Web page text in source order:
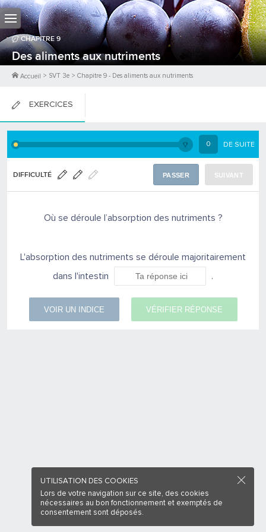
CHAPITRE9
Des aliments aux nutriments
Accueil > SVT 3e > Chapitre 9 - Des aliments aux nutriments
EXERCICES
FICHES DE COURS 0 DE SUITE
DIFFICULTÉ PASSER SUIVANT
Où se déroule l’absorption des nutriments ?
L'absorption des nutriments se déroule majoritairement
dans l'intestin
.
VOIR UN INDICE VÉRIFIER RÉPONSE
UTILISATION DES COOKIES
Lors de votre navigation sur ce site, des cookies
nécessaires au bon fonctionnement et exemptés de
consentement sont déposés.